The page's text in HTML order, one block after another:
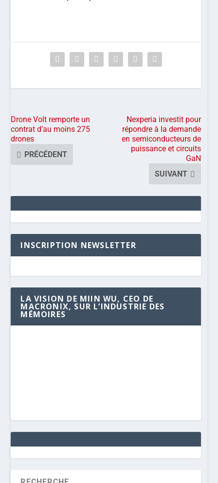
Drone Volt remporte un
contrat d’au moins 275
drones
PRÉCÉDENT
Nexperia investit pour
répondre à la demande
en semiconducteurs de
puissance et circuits
GaN
SUIVANT
INSCRIPTION NEWSLETTER
LA VISION DE MIIN WU, CEO DE
MACRONIX, SUR L’INDUSTRIE DES
MÉMOIRES